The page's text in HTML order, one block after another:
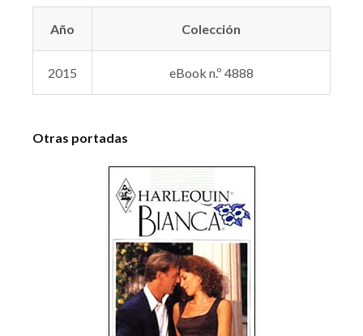
Año Colección
2015 eBook n.º 4888
Otras portadas